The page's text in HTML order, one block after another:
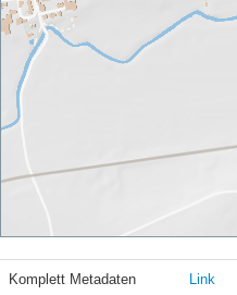
Komplett Metadaten Link